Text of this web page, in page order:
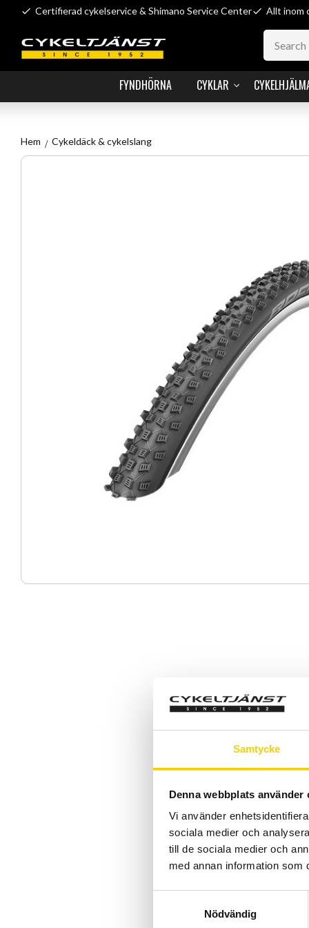
Samtycke
Denna webbplats använder
Vi använder
sociala medier och
till de sociala medier och
med annan information som
Nödvändig
Certifierad cykelservice & Shimano Service Center Allt inom
FYNDHÖRNA CYKLAR
Hem Cykeldäck & cykelslang